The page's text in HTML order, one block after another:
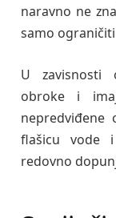
naravno ne
samo
U zavisnosti
obroke i
nepredviđene
flašicu vode
redovno